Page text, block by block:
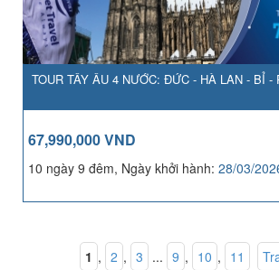
TOUR TÂY ÂU 4 NƯỚC: ĐỨC - HÀ LAN - BỈ -
67,990,000 VND
10 ngày 9 đêm, Ngày khởi hành: 28/03/
1 , 2 , 3 ... 9 , 10 , 11